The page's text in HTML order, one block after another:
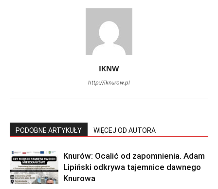
IKNW
http://iknurow.pl
PODOBNE ARTYKUŁY WIĘCEJ OD AUTORA
Knurów: Ocalić od zapomnienia. Adam
Lipiński odkrywa tajemnice dawnego
Knurowa